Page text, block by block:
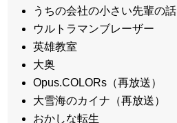
うちの会社の小さい先輩の話
ウルトラマンブレーザー
英雄教室
大奥
Opus.COLORs（再放送）
大雪海のカイナ（再放送）
おかしな転生